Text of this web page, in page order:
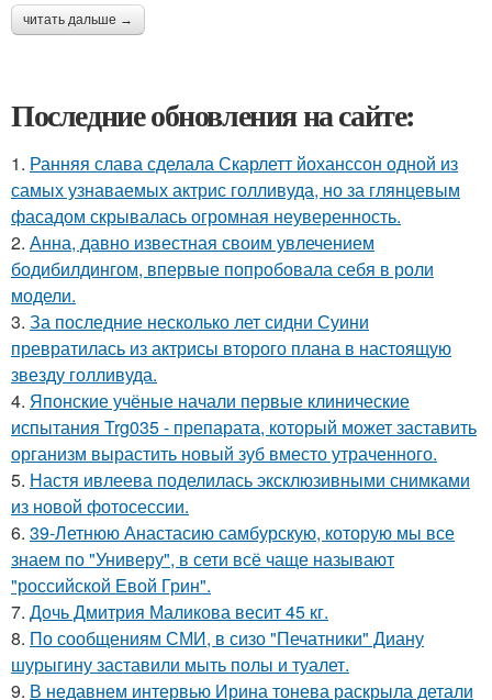
читать дальше →
Последние обновления на сайте:
1. Ранняя слава сделала Скарлетт йоханссон одной из
самых узнаваемых актрис голливуда, но за глянцевым
фасадом скрывалась огромная неуверенность.
2. Анна, давно известная своим увлечением
бодибилдингом, впервые попробовала себя в роли
модели.
3. За последние несколько лет сидни Суини
превратилась из актрисы второго плана в настоящую
звезду голливуда.
4. Японские учёные начали первые клинические
испытания Trg035 - препарата, который может заставить
организм вырастить новый зуб вместо утраченного.
5. Настя ивлеева поделилась эксклюзивными снимками
из новой фотосессии.
6. 39-Летнюю Анастасию самбурскую, которую мы все
знаем по "Универу", в сети всё чаще называют
"российской Евой Грин".
7. Дочь Дмитрия Маликова весит 45 кг.
8. По сообщениям СМИ, в сизо "Печатники" Диану
шурыгину заставили мыть полы и туалет.
9. В недавнем интервью Ирина тонева раскрыла детали